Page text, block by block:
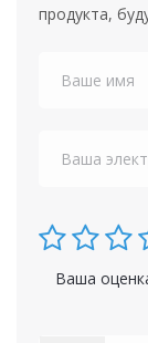
продукта,
Ваша